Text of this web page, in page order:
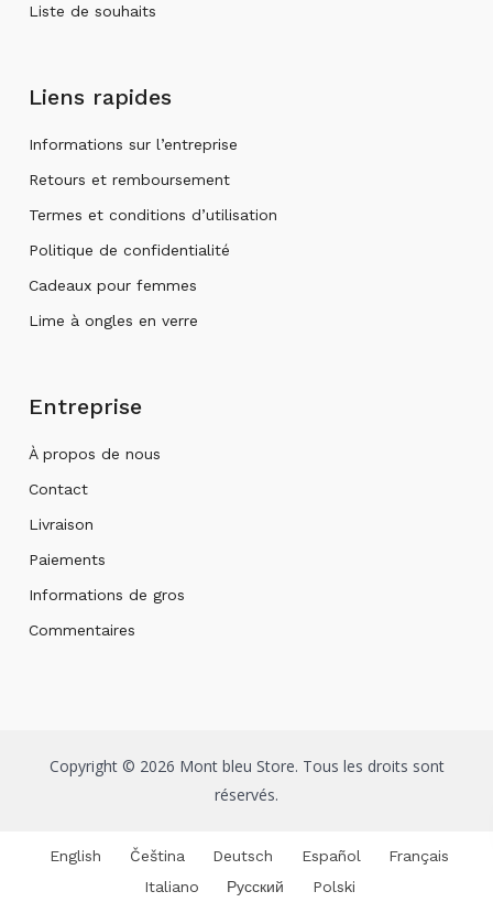
Liste de souhaits
Liens rapides
Informations sur l’entreprise
Retours et remboursement
Termes et conditions d’utilisation
Politique de confidentialité
Cadeaux pour femmes
Lime à ongles en verre
Entreprise
À propos de nous
Contact
Livraison
Paiements
Informations de gros
Commentaires
Copyright © 2026 Mont bleu Store. Tous les droits sont
réservés.
English Čeština Deutsch Español
Français
Italiano
Русский Polski